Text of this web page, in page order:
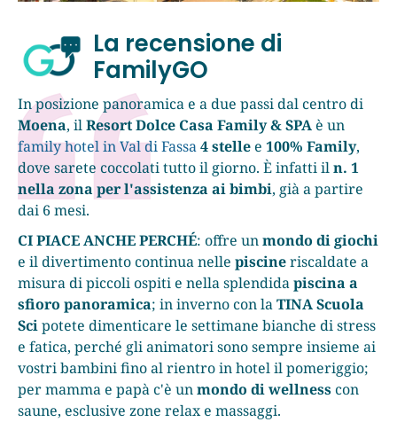
La recensione di
FamilyGO
In posizione panoramica e a due passi dal centro di
Moena, ilResort Dolce Casa Family & SPAè un
family hotel in Val di Fassa4 stellee 100% Family,
dove sarete coccolati tutto il giorno. È infatti iln. 1
nella zona per l'assistenza ai bimbi, già a partire
dai 6 mesi.
CI PIACE ANCHE PERCHÉ: offre unmondo di giochi
e il divertimento continua nelle piscineriscaldate a
misura di piccoli ospiti e nella splendidapiscina a
sfioro panoramica; in inverno con laTINA Scuola
Scipotete dimenticare le settimane bianche di stress
e fatica, perché gli animatori sono sempre insieme ai
vostri bambini fino al rientro in hotel il pomeriggio;
per mamma e papà c'è unmondo di wellnesscon
saune, esclusive zone relax e massaggi.